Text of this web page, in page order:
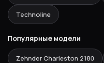
Technoline
Популярные модели
Zehnder Charleston 2180